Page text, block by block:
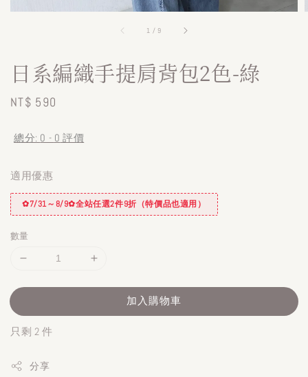
1 / 9
日系編織手提肩背包2色-綠
Regular
NT$ 590
總分: 0 - 0 評價
適用優惠
✿7/31～8/9✿全站任選2件9折（特價品也適用）
數量
加入購物車
只剩 2 件
分享